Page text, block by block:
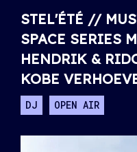
STEL'ÉTÉ //
SPACE SERIES
HENDRIK &
KOBE
DJ OPEN AIR